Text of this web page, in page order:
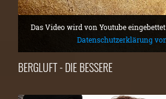
Das Video wird von Youtube
Datenschutzerklärung
BERGLUFT - DIE BESSERE